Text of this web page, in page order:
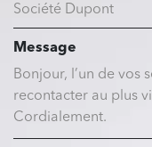
Message